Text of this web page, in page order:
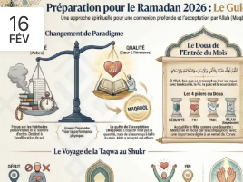
16
FÉV